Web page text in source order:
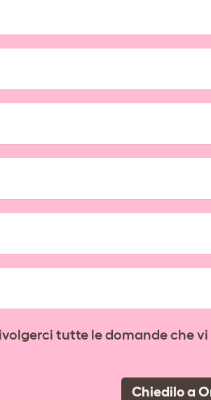
tutte le domande che vi
Chiedilo a